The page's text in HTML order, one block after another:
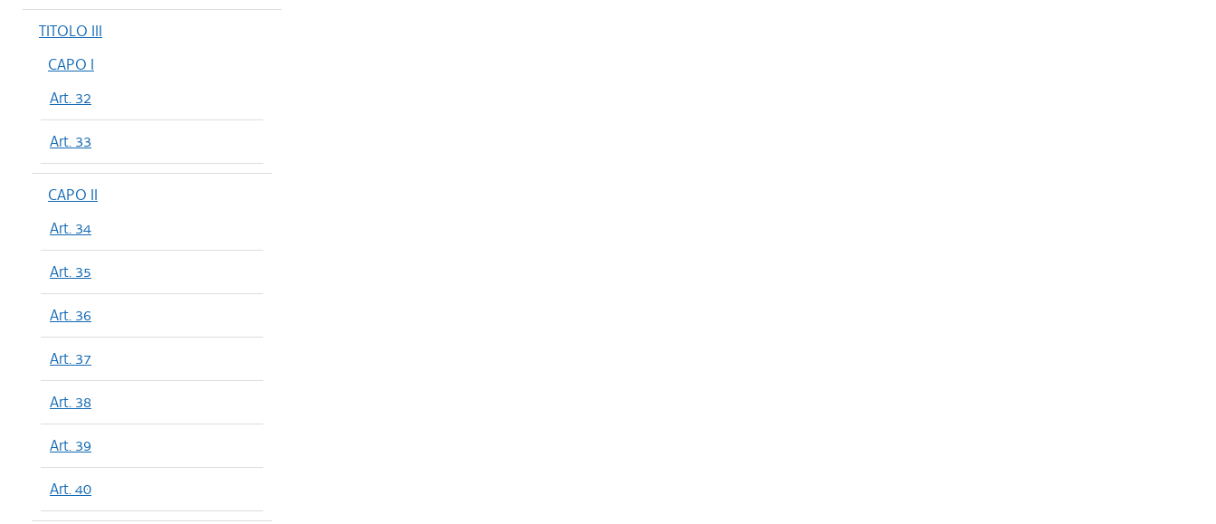
TITOLO III
CAPO I
Art. 32
Art. 33
CAPO II
Art. 34
Art. 35
Art. 36
Art. 37
Art. 38
Art. 39
Art. 40